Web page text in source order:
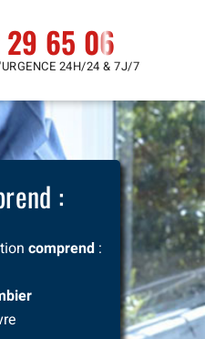
65 06
24H/24 & 7J/7
:
comprend :